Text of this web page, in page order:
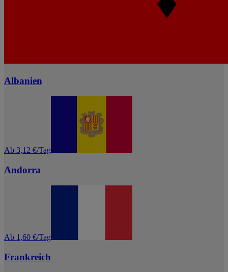
Albanien
Ab 3,12 €/Tag
Andorra
Ab 1,60 €/Tag
Frankreich